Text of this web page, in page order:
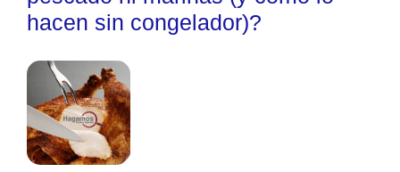
hacen sin congelador)?